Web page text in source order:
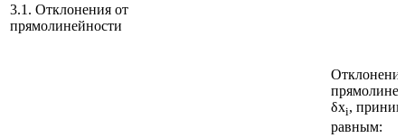
3.1. Отклонения от
прямолинейности
δxi,
равным: